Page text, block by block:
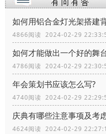
如何用铝合金灯光架搭建
4866阅读 2024-02-29
如何才能做出一个好的舞
4786阅读 2024-02-29
年会策划书应该怎么写?
4740阅读 2024-02-29
庆典有哪些注意事项及考
4624阅读 2024-02-29